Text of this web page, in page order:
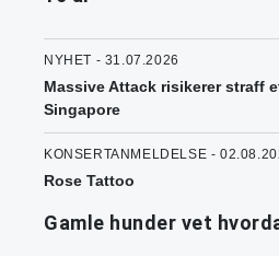
NYHET - 31.07.2026
Massive Attack risikerer straff
Singapore
KONSERTANMELDELSE -
Rose Tattoo
Gamle hunder vet